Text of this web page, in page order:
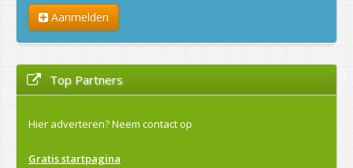
Aanmelden
Top Partners
Hier adverteren?Neem contact op
Gratis startpagina